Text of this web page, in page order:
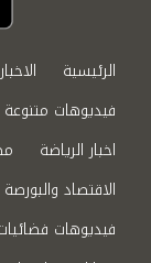
الرئيسية
فيديوهات متنوعة
اخبار الرياضة
الاقتصاد والبورصة
فيديوهات